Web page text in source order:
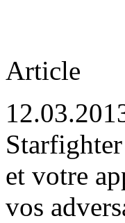
Article
et votre
vos